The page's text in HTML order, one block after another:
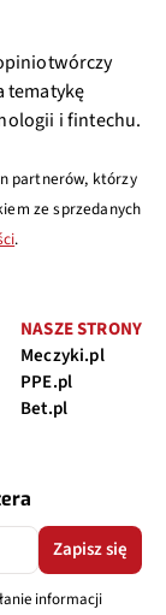
tematykę
i fintechu.
partnerów, którzy
ze sprzedanych
.
NASZE STRONY
Meczyki.pl
PPE.pl
Bet.pl
Zapisz się
informacji